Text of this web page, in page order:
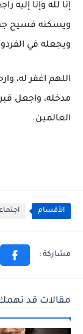
إنا لله وإنا
ويسكنه فسيح
ويجعله في
اللهم اغفر له،
مدخله، واجعل
العالمين.
الأقسام
مقالات قد